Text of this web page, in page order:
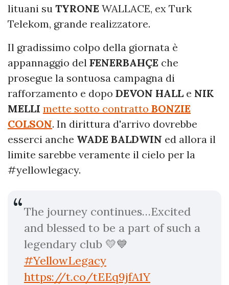
lituani su TYRONE WALLACE, ex Turk
Telekom, grande realizzatore.
Il gradissimo colpo della giornata è
appannaggio del FENERBAHÇE che
prosegue la sontuosa campagna di
rafforzamento e dopo DEVON HALL e NIK
MELLI mette sotto contratto BONZIE
COLSON. In dirittura d'arrivo dovrebbe
esserci anche WADE BALDWIN ed allora il
limite sarebbe veramente il cielo per la
#yellowlegacy.
The journey continues…Excited
and blessed to be a part of such a
legendary club 💛💙
#YellowLegacy
https://t.co/tEEq9jfA1Y